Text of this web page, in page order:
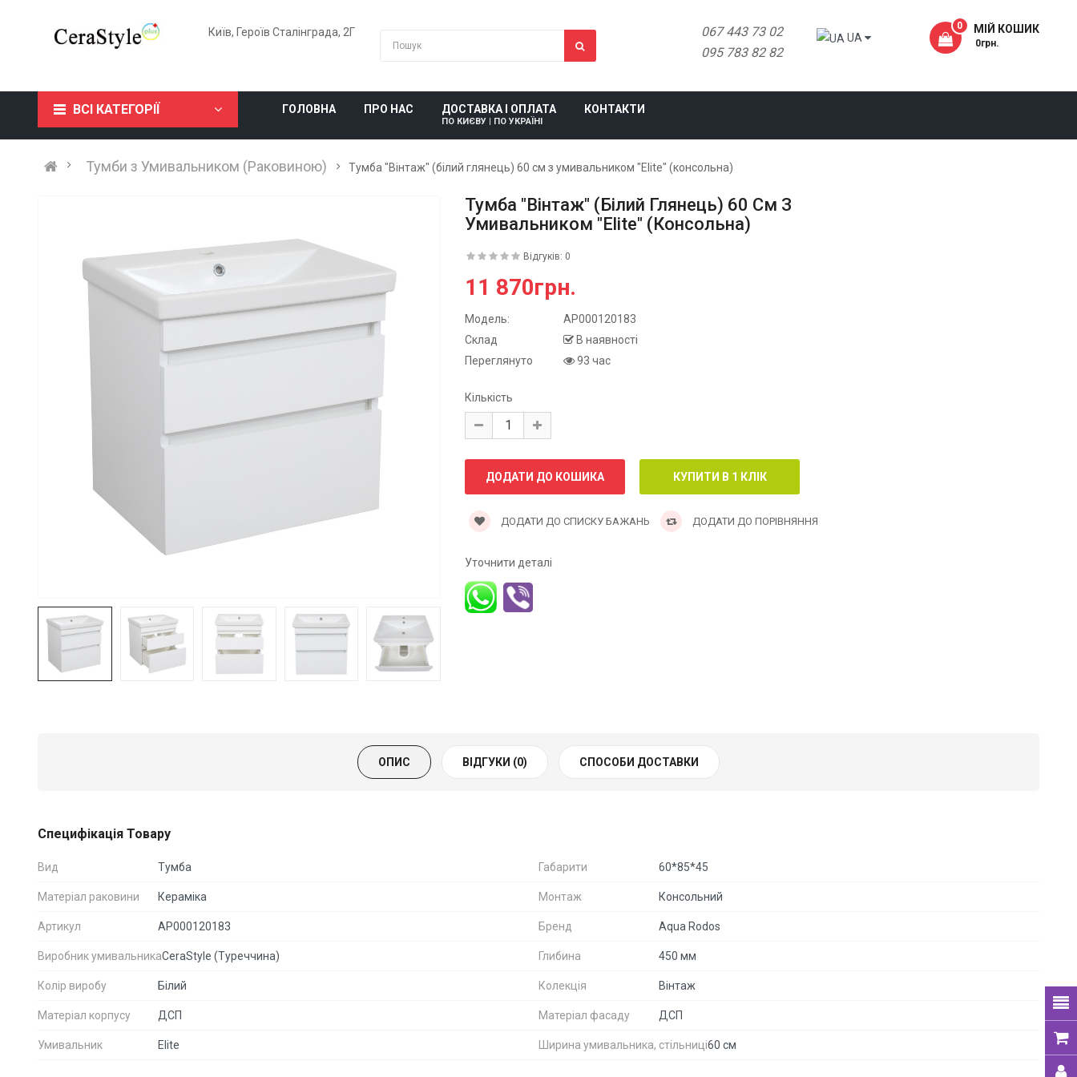
Київ, Героїв Сталінграда, 2Г
067 443 73 02
095 783 82 82
UA
МІЙ КОШИК
0
- 0грн.
ВСІ КАТЕГОРІЇ ГОЛОВНА ПРО НАС ДОСТАВКА І ОПЛАТА
ПО КИЄВУ | ПО УКРАЇНІ
КОНТАКТИ
Тумби з Умивальником (Раковиною) Тумба "Вінтаж" (білий глянець) 60 см з умивальником "Elite" (консольна)
Тумба "Вінтаж" (білий Глянець) 60 См З
Умивальником "Elite" (консольна)
Відгуків: 0
11 870грн.
Модель:
АР000120183
Склад
В наявності
Переглянуто
93 час
Кількість
ДОДАТИ ДО СПИСКУ БАЖАНЬ ДОДАТИ ДО ПОРІВНЯННЯ
Уточнити деталі
ОПИС ВІДГУКИ (0) СПОСОБИ ДОСТАВКИ
Специфікація Товару
Вид Тумба Габарити 60*85*45
Матеріал раковини Кераміка Монтаж Консольний
Артикул АР000120183 Бренд Aqua Rodos
Виробник умивальникаCeraStyle (Туреччина) Глибина 450 мм
Колір виробу Білий Колекція Вінтаж
Матеріал корпусу ДСП Матеріал фасаду ДСП
Умивальник Elite Ширина умивальника, стільниці60 см